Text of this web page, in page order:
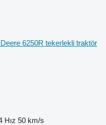
6250R tekerlekli traktör
Hız 50 km/s